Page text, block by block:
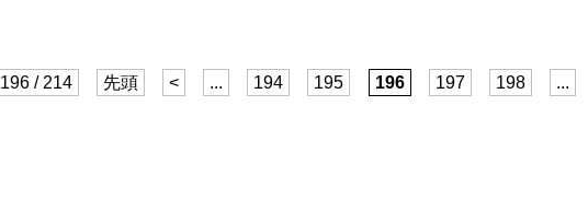
196 / 214 先頭 < ... 194 195 196 197 198 ...